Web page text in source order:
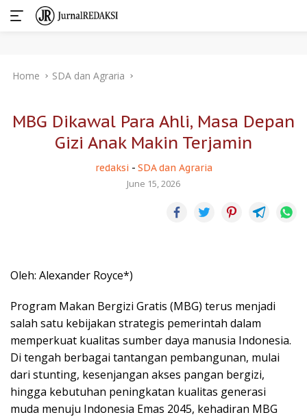
Home SDA dan Agraria
MBG Dikawal Para Ahli, Masa Depan
Gizi Anak Makin Terjamin
redaksi - SDA dan Agraria
June 15, 2026
Oleh: Alexander Royce*)
Program Makan Bergizi Gratis (MBG) terus menjadi
salah satu kebijakan strategis pemerintah dalam
memperkuat kualitas sumber daya manusia Indonesia.
Di tengah berbagai tantangan pembangunan, mulai
dari stunting, kesenjangan akses pangan bergizi,
hingga kebutuhan peningkatan kualitas generasi
muda menuju Indonesia Emas 2045, kehadiran MBG